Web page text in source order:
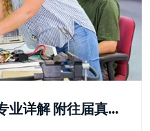
墨尔本留学高性价比专业详解 附往届真实就读案例